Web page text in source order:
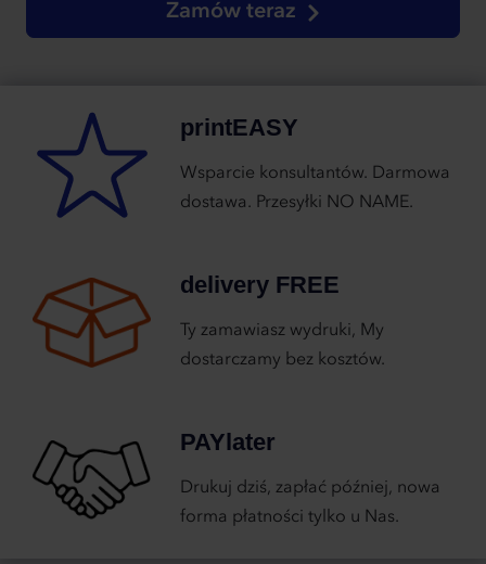
Zamów teraz
printEASY
Wsparcie konsultantów. Darmowa
dostawa. Przesyłki NO NAME.
delivery FREE
Ty zamawiasz wydruki, My
dostarczamy bez kosztów.
PAYlater
Drukuj dziś, zapłać później, nowa
forma płatności tylko u Nas.